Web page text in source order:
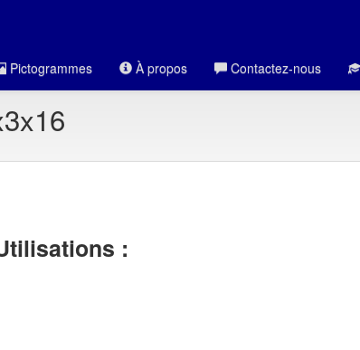
Pictogrammes À propos Contactez-nous
: